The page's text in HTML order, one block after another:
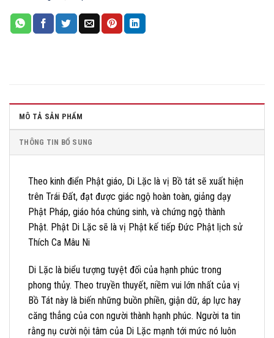
MÔ TẢ SẢN PHẨM
THÔNG TIN BỔ SUNG
Theo kinh điển Phật giáo, Di Lặc là vị Bồ tát sẽ xuất hiện
trên Trái Đất, đạt được giác ngộ hoàn toàn, giảng dạy
Phật Pháp, giáo hóa chúng sinh, và chứng ngộ thành
Phật. Phật Di Lặc sẽ là vị Phật kế tiếp Đức Phật lịch sử
Thích Ca Mâu Ni
Di Lặc là biểu tượng tuyệt đối của hạnh phúc trong
phong thủy. Theo truyền thuyết, niềm vui lớn nhất của vị
Bồ Tát này là biến những buồn phiền, giận dữ, áp lực hay
căng thẳng của con người thành hạnh phúc. Người ta tin
rằng nụ cười nội tâm của Di Lặc mạnh tới mức nó luôn